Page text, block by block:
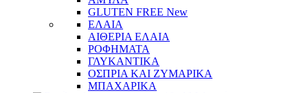
GLUTEN FREE New
ΕΛΑΙΑ
ΑΙΘΕΡΙΑ ΕΛΑΙΑ
ΡΟΦΗΜΑΤΑ
ΓΛΥΚΑΝΤΙΚΑ
ΟΣΠΡΙΑ ΚΑΙ ΖΥΜΑΡΙΚΑ
ΜΠΑΧΑΡΙΚΑ